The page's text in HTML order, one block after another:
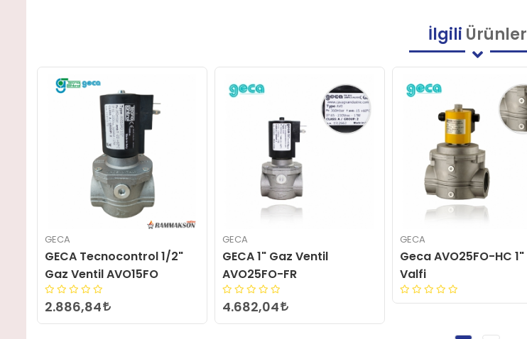
İlgili Ürünler
GECA
GECA 1" Gaz Ventil
AVO25FO-FR
4.682,04
GECA
Geca AVO25FO-HC 1" Gaz
Valfi
GECA
GECA 3/4" GAZ VENTİL
AVO20FO-HC
5.052,30